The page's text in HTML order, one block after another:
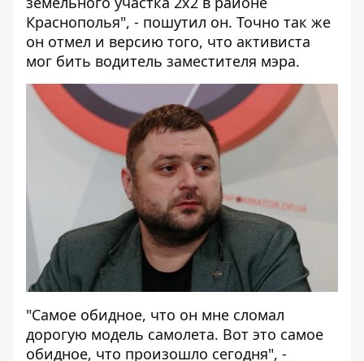
Краснополья", - пошутил он. Точно так же
он отмел и версию того, что активиста
мог бить водитель заместителя мэра.
"Самое обидное, что он мне сломал
дорогую модель самолета. Вот это самое
обидное, что произошло сегодня", -